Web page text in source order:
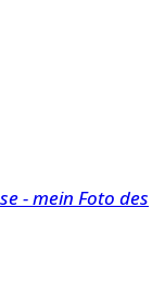
- mein Foto des